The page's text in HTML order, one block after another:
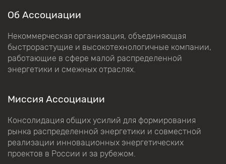
Об Ассоциации
Некоммерческая организация, объединяющая
быстрорастущие и высокотехнологичные компании,
работающие в сфере малой распределенной
энергетики и смежных отраслях.
Миссия Ассоциации
Консолидация общих усилий для формирования
рынка распределенной энергетики и совместной
реализации инновационных энергетических
проектов в России и за рубежом.